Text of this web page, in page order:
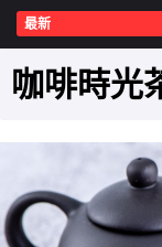
最新
咖啡時光